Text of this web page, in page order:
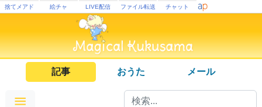
捨てメアド 絵チャ LIVE配信 ファイル転送 チャット
記事 おうた メール